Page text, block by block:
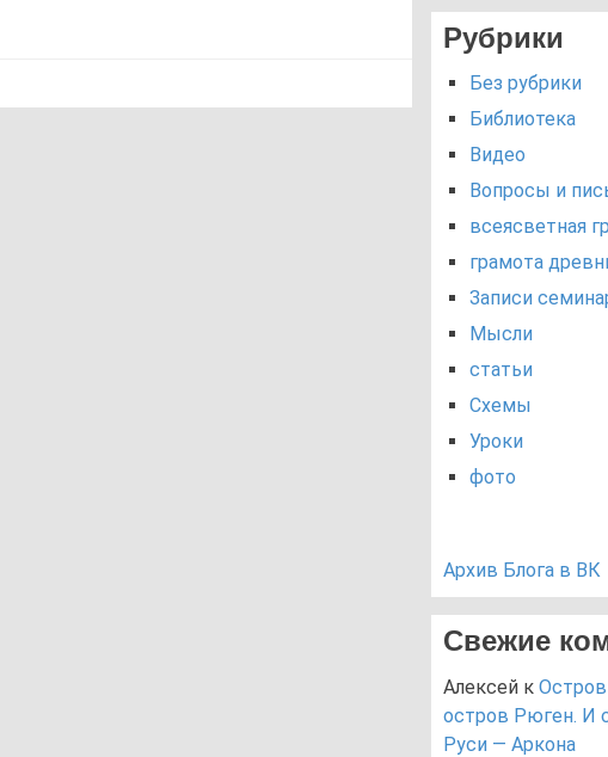
Рубрики
Без рубрики
Библиотека
Видео
Вопросы и
всеясветная
грамота
Записи
Мысли
статьи
Схемы
Уроки
фото
Архив Блога в ВК
Свежие
Алексей к
остров Рюген. И
Руси — Аркона